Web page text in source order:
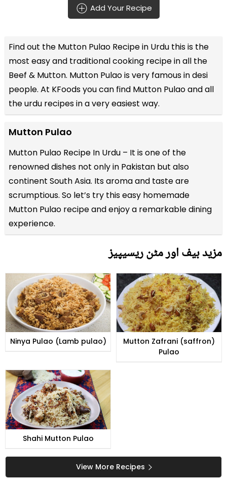
Add Your Recipe
Find out the Mutton Pulao Recipe in Urdu this is the
most easy and traditional cooking recipe in all the
Beef & Mutton. Mutton Pulao is very famous in desi
people. At KFoods you can find Mutton Pulao and all
theurdu recipesin a very easiest way.
Mutton Pulao
Mutton Pulao Recipe In Urdu – It is one of the
renowned dishes not only in Pakistan but also
continent South Asia. Its aroma and taste are
scrumptious. So let’s try this easy homemade
Mutton Pulao recipe and enjoy a remarkable dining
experience.
مزید بیف اور مٹن ریسیپیز
Ninya Pulao (Lamb pulao)
Mutton Zafrani (saffron)
Pulao
Shahi Mutton Pulao
View More Recipes